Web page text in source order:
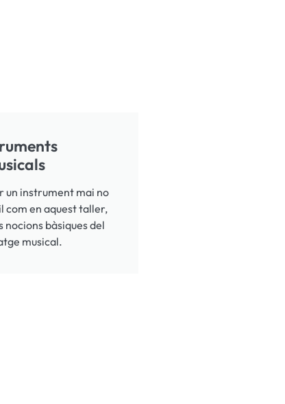
un instrument mai no
com en aquest taller,
nocions bàsiques del
musical.